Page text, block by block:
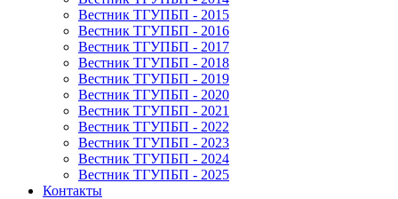
Вестник ТГУПБП - 2015
Вестник ТГУПБП - 2016
Вестник ТГУПБП - 2017
Вестник ТГУПБП - 2018
Вестник ТГУПБП - 2019
Вестник ТГУПБП - 2020
Вестник ТГУПБП - 2021
Вестник ТГУПБП - 2022
Вестник ТГУПБП - 2023
Вестник ТГУПБП - 2024
Вестник ТГУПБП - 2025
Контакты